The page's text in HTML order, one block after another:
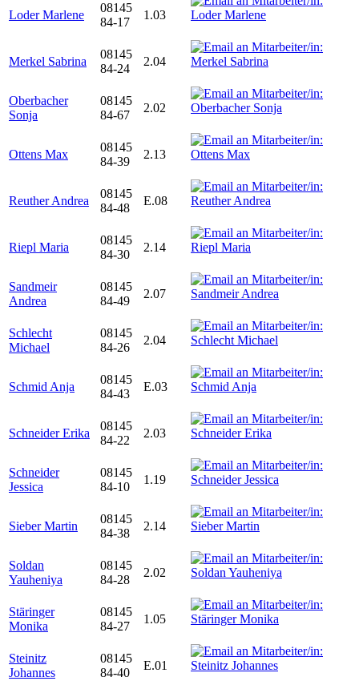
Loder Marlene
08145
84-17
1.03
Merkel Sabrina
08145
84-24
2.04
Oberbacher
Sonja
08145
84-67
2.02
Ottens Max
08145
84-39
2.13
Reuther Andrea
08145
84-48
E.08
Riepl Maria
08145
84-30
2.14
Sandmeir
Andrea
08145
84-49
2.07
Schlecht
Michael
08145
84-26
2.04
Schmid Anja
08145
84-43
E.03
Schneider Erika
08145
84-22
2.03
Schneider
Jessica
08145
84-10
1.19
Sieber Martin
08145
84-38
2.14
Soldan
Yauheniya
08145
84-28
2.02
Stäringer
Monika
08145
84-27
1.05
Steinitz
Johannes
08145
84-40
E.01